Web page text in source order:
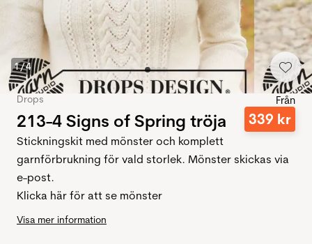
1/4
Drops
213-4 Signs of Spring tröja
Från
339 kr
Stickningskit med mönster och komplett
garnförbrukning för vald storlek. Mönster skickas via
e-post.
Klicka här för att se mönster
Visa mer information